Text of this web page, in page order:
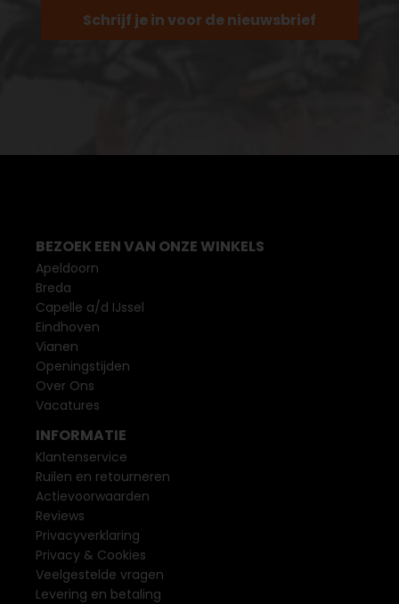
Schrijf je in voor de nieuwsbrief
BEZOEK EEN VAN ONZE WINKELS
Apeldoorn
Breda
Capelle a/d IJssel
Eindhoven
Vianen
Openingstijden
Over Ons
Vacatures
INFORMATIE
Klantenservice
Ruilen en retourneren
Actievoorwaarden
Reviews
Privacyverklaring
Privacy & Cookies
Veelgestelde vragen
Levering en betaling